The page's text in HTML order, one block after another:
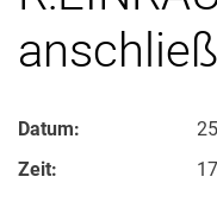
Datum:
Zeit: